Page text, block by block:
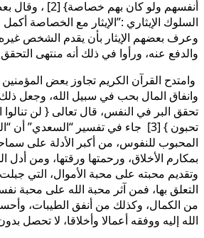
أنفسهم ولو كان بهم
السلوك الإيثاري :”الإيثار مع الخصاصة
وعرف بعضهم الإيثار بأن يقدم الشخص
والدفع عنه، ورأوا في ذلك أنه منتهى
وامتدح القرآن الكريم تجاوز بعض المؤمنين
وانفاق المال بحب في سبيل الله، وجعل
تحقق البر في النفس، قال تعالى { لن تنالوا
تحبون } [3] جاء في تفسير “السعدي”
المحبوب للنفوس، من أكبر الأدلة على
بمكارم الأخلاق، ورحمتها ورقتها، ومن أدل
وتقديم محبته على محبة الأموال، التي
التعلق بها، فمن آثر محبة الله على محبة
من الكمال، وكذلك من أنفق الطيبات،
الله إليه ووفقه أعمالا وأخلاقا، لا تحصل